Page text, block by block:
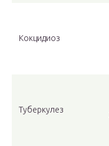
Кокцидиоз
Туберкулез